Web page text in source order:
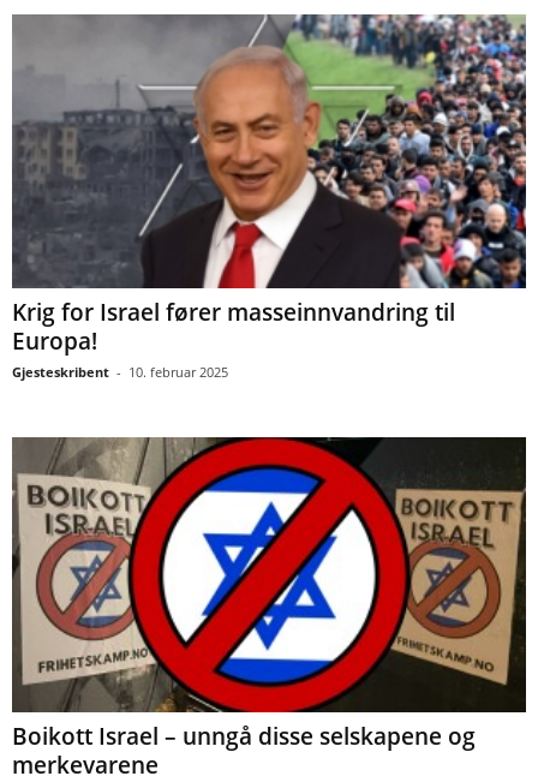
Krig for Israel fører masseinnvandring til
Europa!
Gjesteskribent - 10. februar 2025
Boikott Israel – unngå disse selskapene og
merkevarene